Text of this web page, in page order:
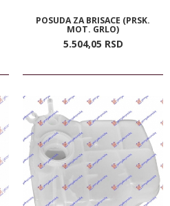
POSUDA ZA BRISACE (PRSK.
MOT. GRLO)
5.504,05 RSD